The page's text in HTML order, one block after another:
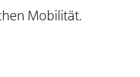
Mobilität.